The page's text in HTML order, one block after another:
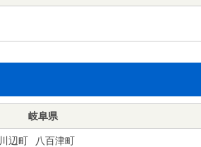
岐阜県
川辺町 八百津町